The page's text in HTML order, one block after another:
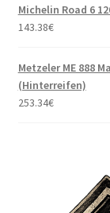
Michelin Road 6
143.38€
Metzeler ME 888
(Hinterreifen)
253.34€